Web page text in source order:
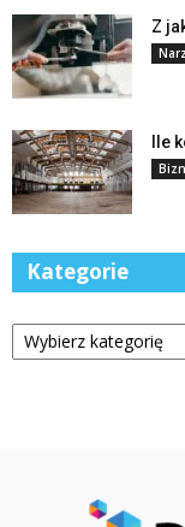
Z
Ile
Kategorie
Kategorie